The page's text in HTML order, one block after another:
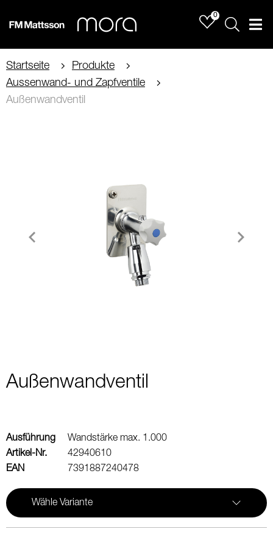
0
Sök
Startseite
Produkte
Aussenwand- und Zapfventile
Außenwandventil
Außenwandventil
Ausführung
Wandstärke max. 1.000
Artikel-Nr.
42940610
EAN
7391887240478
Wähle Variante